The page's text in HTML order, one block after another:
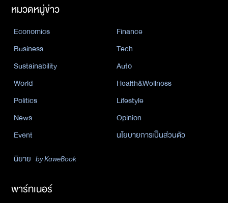
หมวดหมู่ข่าว
Economics
Finance
Business
Tech
Sustainability
Auto
World
Health&Wellness
Politics
Lifestyle
News
Opinion
Event
นโยบายการเป็นส่วนตัว
นิยาย by KaweBook
พาร์ทเนอร์